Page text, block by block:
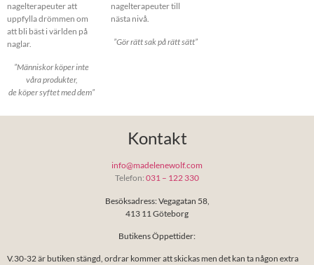
nagelterapeuter att
uppfylla drömmen om
att bli bäst i världen på
naglar.
”Människor köper inte
våra produkter,
de köper syftet med dem”
nagelterapeuter till
nästa nivå.
”Gör rätt sak på rätt sätt”
Kontakt
info@madelenewolf.com
Telefon: 031 – 122 330
Besöksadress: Vegagatan 58,
413 11 Göteborg
Butikens Öppettider:
V.30-32 är butiken stängd, ordrar kommer att skickas men det kan ta någon extra